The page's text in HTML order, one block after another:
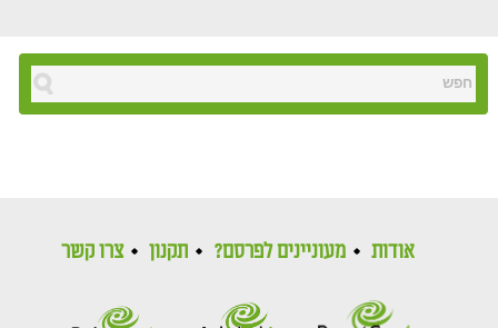
אודות מעוניינים לפרסם? תקנון צרו קשר